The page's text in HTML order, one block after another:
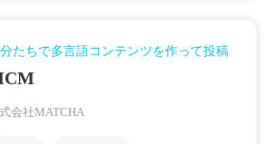
たちで多言語コンテンツを作って投稿
会社MATCHA